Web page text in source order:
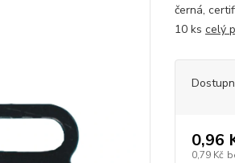
černá,
10 ks celý
0,96
0,79 Kč